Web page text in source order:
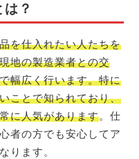
？
を仕入れたい人たちを
地の製造業者との交
幅広く行います。特に
ことで知られており、
に人気があります。仕
者の方でも安心してア
ります。